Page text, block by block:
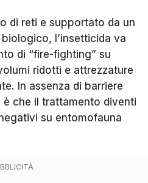
di reti e supportato da un
l’insetticida va
di “fire-fighting” su
ridotti e attrezzature
In assenza di barriere
che il trattamento diventi
su entomofauna